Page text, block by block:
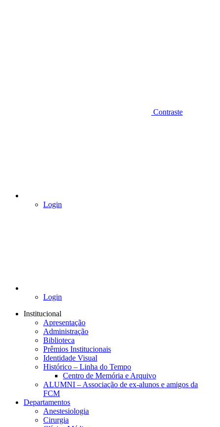
Contraste
Login
Login
Institucional
Apresentação
Administração
Biblioteca
Prêmios Institucionais
Identidade Visual
Histórico – Linha do Tempo
Centro de Memória e Arquivo
ALUMNI – Associação de ex-alunos e amigos da
FCM
Departamentos
Anestesiologia
Cirurgia